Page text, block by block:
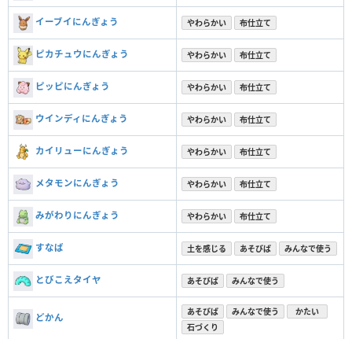
イーブイにんぎょう やわらかい 布仕立て
ピカチュウにんぎょう やわらかい 布仕立て
ピッピにんぎょう やわらかい 布仕立て
ウインディにんぎょう やわらかい 布仕立て
カイリューにんぎょう やわらかい 布仕立て
メタモンにんぎょう やわらかい 布仕立て
みがわりにんぎょう やわらかい 布仕立て
すなば 土を感じる あそびば みんなで使う
とびこえタイヤ あそびば みんなで使う
どかん
あそびば みんなで使う
かたい
石づくり